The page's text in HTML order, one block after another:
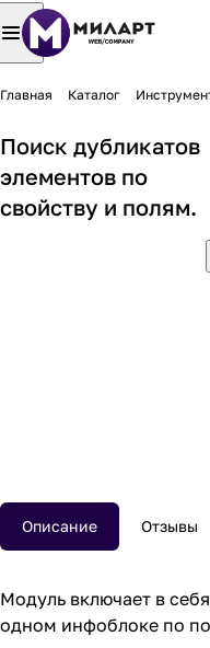
Главная Каталог
Поиск дубликатов
элементов по
свойству и полям.
Описание Отзывы
Модуль включает в
одном инфоблоке по